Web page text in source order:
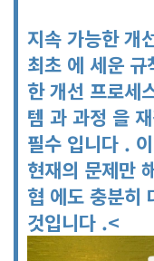
지속 가능한 개
최초 에 세운
한 개선 프로세
템 과 과정 을
필수 입니다 .
현재의 문제만
협 에도 충분히
것입니다 .<